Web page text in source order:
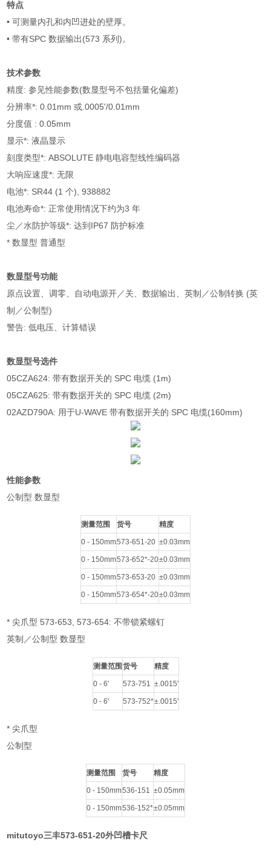
特点
• 可测量内孔和内凹进处的壁厚。
• 带有SPC 数据输出(573 系列)。
技术参数
精度: 参见性能参数(数显型号不包括量化偏差)
分辨率*: 0.01mm 或.0005'/0.01mm
分度值 : 0.05mm
显示*: 液晶显示
刻度类型*: ABSOLUTE 静电电容型线性编码器
大响应速度*: 无限
电池*: SR44 (1 个), 938882
电池寿命*: 正常使用情况下约为3 年
尘／水防护等级*: 达到IP67 防护标准
* 数显型 普通型
数显型号功能
原点设置、调零、自动电源开／关、数据输出、英制／公制转换 (英
制／公制型)
警告: 低电压、计算错误
数显型号选件
05CZA624: 带有数据开关的 SPC 电缆 (1m)
05CZA625: 带有数据开关的 SPC 电缆 (2m)
02AZD790A: 用于U-WAVE 带有数据开关的 SPC 电缆(160mm)
性能参数
公制型 数显型
测量范围 货号 精度
0 - 150mm573-651-20 ±0.03mm
0 - 150mm573-652*-20±0.03mm
0 - 150mm573-653-20 ±0.03mm
0 - 150mm573-654*-20±0.03mm
* 尖爪型 573-653, 573-654: 不带锁紧螺钉
英制／公制型 数显型
测量范围 货号 精度
0 - 6' 573-751 ±.0015'
0 - 6' 573-752*±.0015'
* 尖爪型
公制型
测量范围 货号 精度
0 - 150mm536-151 ±0.05mm
0 - 150mm536-152*±0.05mm
mitutoyo三丰573-651-20外凹槽卡尺